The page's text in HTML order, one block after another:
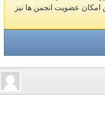
امکان عضویت انجمن ها نیز